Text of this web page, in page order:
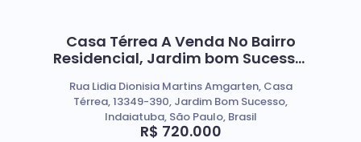
Casa Térrea A Venda No Bairro
Residencial, Jardim bom Sucesso;
R$ 720.000
Rua Lidia Dionisia Martins Amgarten, Casa
Térrea, 13349-390, Jardim Bom Sucesso,
Indaiatuba, São Paulo, Brasil